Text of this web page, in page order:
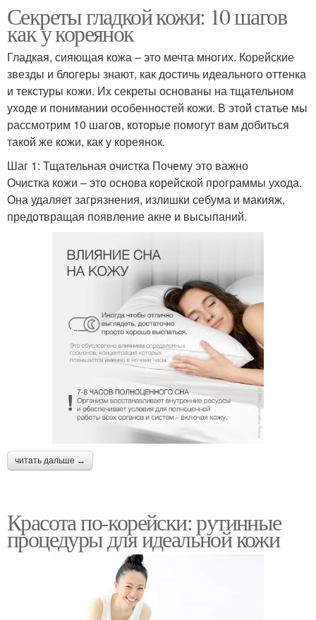
Секреты гладкой кожи: 10 шагов
как у кореянок
Гладкая, сияющая кожа – это мечта многих. Корейские
звезды и блогеры знают, как достичь идеального оттенка
и текстуры кожи. Их секреты основаны на тщательном
уходе и понимании особенностей кожи. В этой статье мы
рассмотрим 10 шагов, которые помогут вам добиться
такой же кожи, как у кореянок.
Шаг 1: Тщательная очистка Почему это важно
Очистка кожи – это основа корейской программы ухода.
Она удаляет загрязнения, излишки себума и макияж,
предотвращая появление акне и высыпаний.
читать дальше →
Красота по-корейски: рутинные
процедуры для идеальной кожи